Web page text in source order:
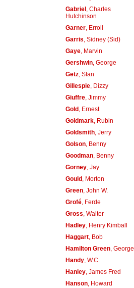
Gabriel, Charles
Hutchinson
Garner, Erroll
Garris , Sidney (Sid)
Gaye, Marvin
Gershwin, George
Getz, Stan
Gillespie, Dizzy
Giuffre, Jimmy
Gold, Ernest
Goldmark, Rubin
Goldsmith, Jerry
Golson, Benny
Goodman, Benny
Gorney, Jay
Gould, Morton
Green, John W.
Grofé, Ferde
Gross , Walter
Hadley, Henry Kimball
Haggart, Bob
Hamilton Green, George
Handy, W.C.
Hanley, James Fred
Hanson, Howard